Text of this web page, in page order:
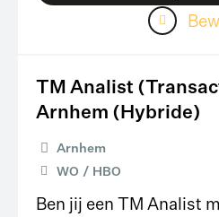
TM Analist
Arnhem (Hybride)
Arnhem
WO
HBO
Ben jij een TM Analist